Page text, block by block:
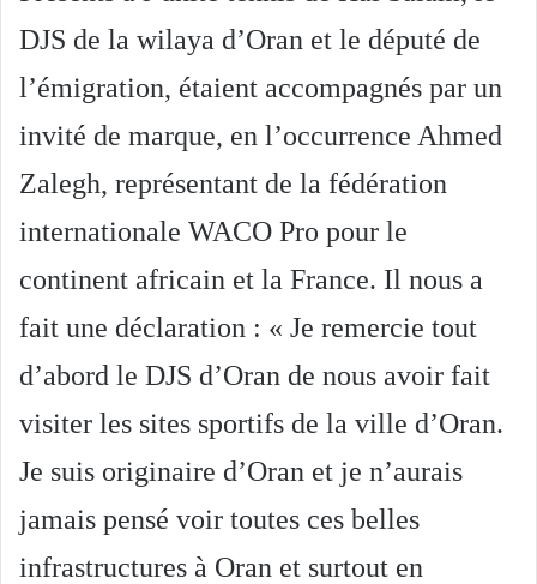
DJS de la wilaya d’Oran et le député de
l’émigration, étaient accompagnés par un
invité de marque, en l’occurrence Ahmed
Zalegh, représentant de la fédération
internationale WACO Pro pour le
continent africain et la France. Il nous a
fait une déclaration : « Je remercie tout
d’abord le DJS d’Oran de nous avoir fait
visiter les sites sportifs de la ville d’Oran.
Je suis originaire d’Oran et je n’aurais
jamais pensé voir toutes ces belles
infrastructures à Oran et surtout en